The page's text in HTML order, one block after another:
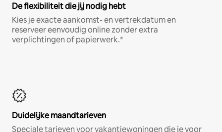
De flexibiliteit die jij nodig hebt
Kies je exacte aankomst- en vertrekdatum en
reserveer eenvoudig online zonder extra
verplichtingen of papierwerk.*
Duidelijke maandtarieven
Speciale tarieven voor vakantiewoningen die je voor